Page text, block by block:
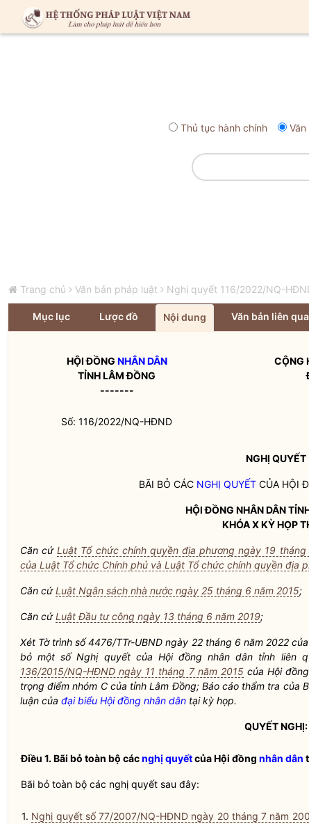
Thủ tục hành chính
Trang chủ Văn bản pháp luật Nghị quyết 116/2022/NQ-
Mục lục Lược đồ Nội dung Văn bản liên
HỘI ĐỒNG NHÂN DÂN
TỈNH LÂM ĐỒNG
-------
CỘNG
Số: 116/2022/NQ-HĐND
NGHỊ QUYẾT
BÃI BỎ CÁC NGHỊ QUYẾT CỦA HỘI
HỘI ĐỒNG NHÂN DÂN
KHÓA X KỲ HỌP
Căn cứLuật Tổ chức chính quyền địa phương ngày 19 tháng
của Luật Tổ chức Chính phủ và Luật Tổ chức chính quyền địa
Căn cứLuật Ngân sách nhà nước ngày 25 tháng 6 năm 2015;
Căn cứLuật Đầu tư công ngày 13 tháng 6 năm 2019;
Xét Tờ trình số 4476/TTr-UBND ngày 22 tháng 6 năm 2022
bỏ một sốNghị quyếtcủa Hội đồng nhân dân tỉnh liên
136/2015/NQ-HĐND ngày 11 tháng 7 năm 2015 của Hội
trọng điểm nhóm C của tỉnh Lâm Đồng; Báo cáo thẩm tra của
luận của đại biểu Hội đồng nhân dân tại kỳ họp.
QUYẾT NGHỊ:
Điều 1.Bãi bỏ toàn bộ cácnghị quyếtcủa Hội đồng nhân dân
Bãi bỏ toàn bộ các nghị quyết sau đây:
1. Nghị quyết số 77/2007/NQ-HĐND ngày 20 tháng 7 năm